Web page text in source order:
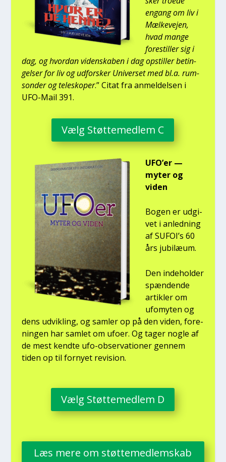
engang om liv i
Mæl­ke­vej­en,
hvad man­ge
fore­stil­ler sig i
dag, og hvor­dan viden­ska­ben i dag opstil­ler betin­
gel­ser for liv og udfor­sker Uni­ver­set med bl.a. rum­
son­der og telesko­per.” Citat fra anmel­del­sen i
UFO-Mail 391.
Vælg Støt­te­med­lem C
UFO’er —
myter og
viden
Bogen er udgi­
vet i anled­ning
af SUFOI’s 60
års jubilæum.
Den inde­hol­der
spæn­den­de
artik­ler om
ufo­myten og
dens udvik­ling, og sam­ler op på den viden, for­e­
nin­gen har sam­let om ufo­er. Og tager nog­le af
de mest kend­te ufo-obser­va­tio­ner gen­nem
tiden op til for­ny­et revi­sion.
Vælg Støt­te­med­lem D
Læs mere om støt­te­med­lem­skab